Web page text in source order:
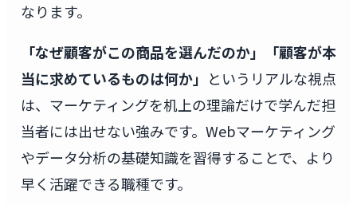
なります。
「なぜ顧客がこの商品を選んだのか」「顧客が本
当に求めているものは何か」 というリアルな視点
は、マーケティングを机上の理論だけで学んだ担
当者には出せない強みです。Webマーケティング
やデータ分析の基礎知識を習得することで、より
早く活躍できる職種です。